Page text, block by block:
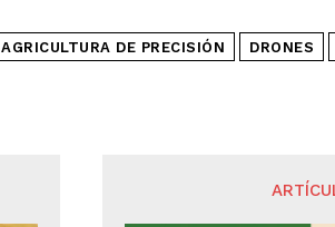
AGRICULTURA DE PRECISIÓN DRONES